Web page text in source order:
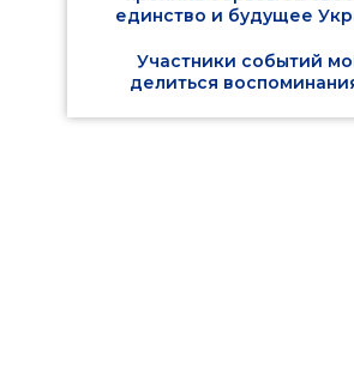
единство и будущее
Участники событий
делиться